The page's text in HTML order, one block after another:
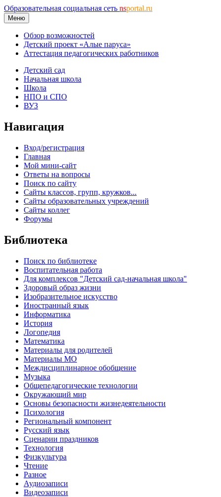
Образовательная социальная сеть nsportal.ru
Меню
Обзор возможностей
Детский проект «Алые паруса»
Аттестация педагогических работников
Детский сад
Начальная школа
Школа
НПО и СПО
ВУЗ
Навигация
Вход/регистрация
Главная
Мой мини-сайт
Ответы на вопросы
Поиск по сайту
Сайты классов, групп, кружков...
Сайты образовательных учреждений
Сайты коллег
Форумы
Библиотека
Поиск по библиотеке
Воспитательная работа
Для комплексов "Детский сад-начальная школа"
Здоровый образ жизни
Изобразительное искусство
Иностранный язык
Информатика
История
Логопедия
Математика
Материалы для родителей
Материалы МО
Междисциплинарное обобщение
Музыка
Общепедагогические технологии
Окружающий мир
Основы безопасности жизнедеятельности
Психология
Региональный компонент
Русский язык
Сценарии праздников
Технология
Физкультура
Чтение
Разное
Аудиозаписи
Видеозаписи